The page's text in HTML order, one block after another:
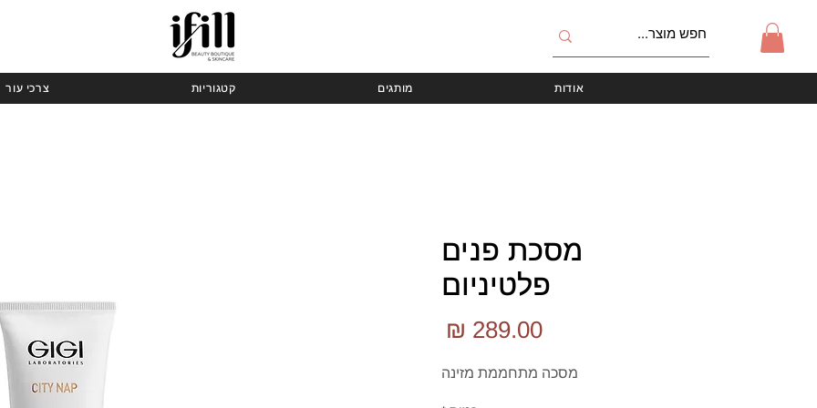
צרכי עור קטגוריות מותגים אודות
מסכת פנים
פלטיניום
מסכה מתחממת מזינה